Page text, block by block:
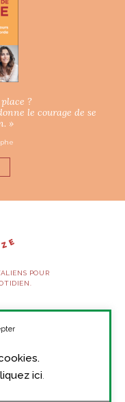
?
le courage de se
»
POUR
ici.